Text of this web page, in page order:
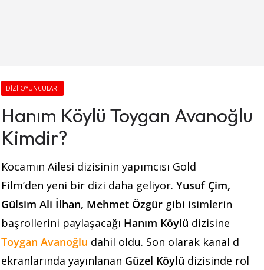
DIZI OYUNCULARI
Hanım Köylü Toygan Avanoğlu
Kimdir?
Kocamın Ailesi dizisinin yapımcısı Gold
Film’den yeni bir dizi daha geliyor. Yusuf Çim,
Gülsim Ali İlhan, Mehmet Özgür gibi isimlerin
başrollerini paylaşacağı Hanım Köylü dizisine
Toygan Avanoğlu dahil oldu. Son olarak kanal d
ekranlarında yayınlanan Güzel Köylü dizisinde rol